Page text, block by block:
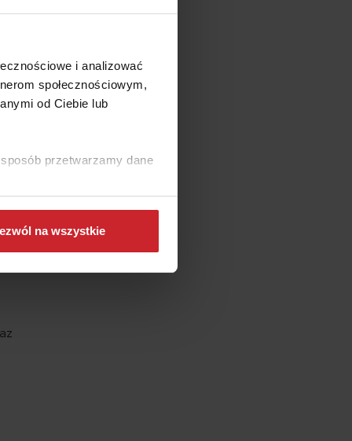
i analizować
społecznościowym,
od Ciebie lub
przetwarzamy dane
na wszystkie